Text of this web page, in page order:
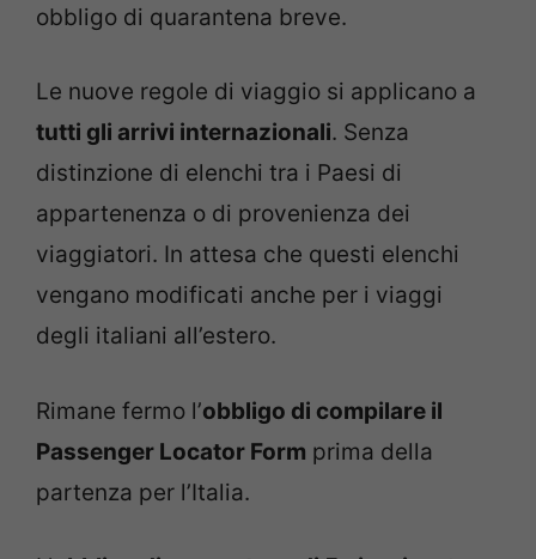
obbligo di quarantena breve.
Le nuove regole di viaggio si applicano a
tutti gli arrivi internazionali. Senza
distinzione di elenchi tra i Paesi di
appartenenza o di provenienza dei
viaggiatori. In attesa che questi elenchi
vengano modificati anche per i viaggi
degli italiani all’estero.
Rimane fermo l’obbligo di compilare il
Passenger Locator Form prima della
partenza per l’Italia.